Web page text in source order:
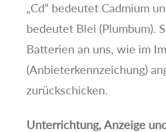
„Cd“ bedeutet Cadmium
bedeutet Blei (Plumbum).
Batterien an uns, wie im
(Anbieterkennzeichung)
zurückschicken.
Unterrichtung, Anzeige